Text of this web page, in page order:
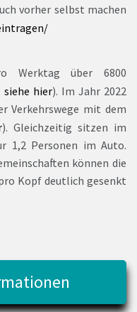
vorher selbst machen
Werktag über 6800
siehe hier). Im Jahr 2022
Verkehrswege mit dem
). Gleichzeitig sitzen im
1,2 Personen im Auto.
können die
Kopf deutlich gesenkt